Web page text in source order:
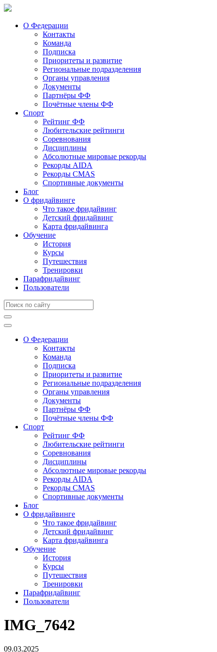
О Федерации
Контакты
Команда
Подписка
Приоритеты и развитие
Региональные подразделения
Органы управления
Документы
Партнёры ФФ
Почётные члены ФФ
Спорт
Рейтинг ФФ
Любительские рейтинги
Соревнования
Дисциплины
Абсолютные мировые рекорды
Рекорды AIDA
Рекорды CMAS
Спортивные документы
Блог
О фридайвинге
Что такое фридайвинг
Детский фридайвинг
Карта фридайвинга
Обучение
История
Курсы
Путешествия
Тренировки
Парафридайвинг
Пользователи
О Федерации
Контакты
Команда
Подписка
Приоритеты и развитие
Региональные подразделения
Органы управления
Документы
Партнёры ФФ
Почётные члены ФФ
Спорт
Рейтинг ФФ
Любительские рейтинги
Соревнования
Дисциплины
Абсолютные мировые рекорды
Рекорды AIDA
Рекорды CMAS
Спортивные документы
Блог
О фридайвинге
Что такое фридайвинг
Детский фридайвинг
Карта фридайвинга
Обучение
История
Курсы
Путешествия
Тренировки
Парафридайвинг
Пользователи
IMG_7642
09.03.2025